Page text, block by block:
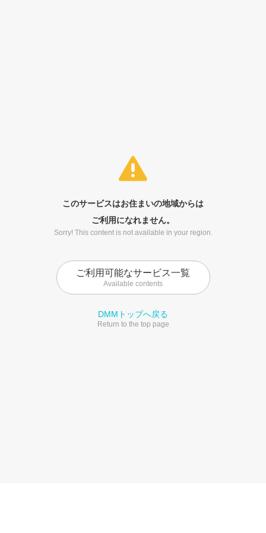
このサービスはお住まいの地域からは
ご利用になれません。
Sorry! This content is not available in your region.
ご利用可能なサービス一覧
Available contents
DMMトップへ戻る
Return to the top page